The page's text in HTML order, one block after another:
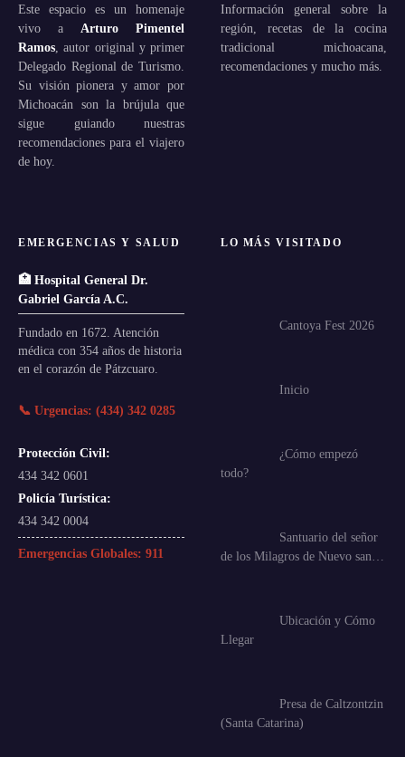
Este espacio es un homenaje
vivo a Arturo Pimentel
Ramos , autor original y primer
Delegado Regional de Turismo.
Su visión pionera y amor por
Michoacán son la brújula que
sigue guiando nuestras
recomendaciones para el viajero
de hoy.
Información general sobre la
región, recetas de la cocina
tradicional michoacana,
recomendaciones y mucho más.
EMERGENCIAS Y SALUD
🏥 Hospital General Dr.
Gabriel García A.C.
Fundado en 1672. Atención
médica con 354 años de historia
en el corazón de Pátzcuaro.
📞 Urgencias: (434) 342 0285
Protección Civil:
434 342 0601
Policía Turística:
434 342 0004
Emergencias Globales: 911
LO MÁS VISITADO
Cantoya Fest 2026
Inicio
¿Cómo empezó
todo?
Santuario del señor
de los Milagros de Nuevo san…
Ubicación y Cómo
Llegar
Presa de Caltzontzin
(Santa Catarina)